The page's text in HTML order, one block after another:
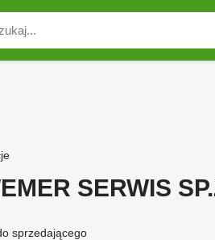
SERWIS
sprzedającego